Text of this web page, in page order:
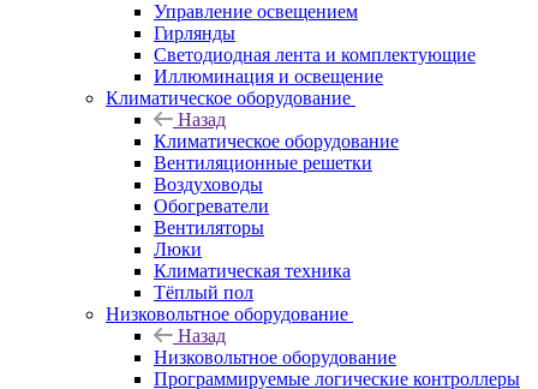
Управление освещением
Гирлянды
Светодиодная лента и комплектующие
Иллюминация и освещение
Климатическое оборудование
Назад
Климатическое оборудование
Вентиляционные решетки
Воздуховоды
Обогреватели
Вентиляторы
Люки
Климатическая техника
Тёплый пол
Низковольтное оборудование
Назад
Низковольтное оборудование
Программируемые логические контроллеры